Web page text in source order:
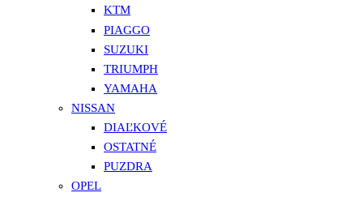
KTM
PIAGGO
SUZUKI
TRIUMPH
YAMAHA
NISSAN
DIAĽKOVÉ
OSTATNÉ
PUZDRA
OPEL